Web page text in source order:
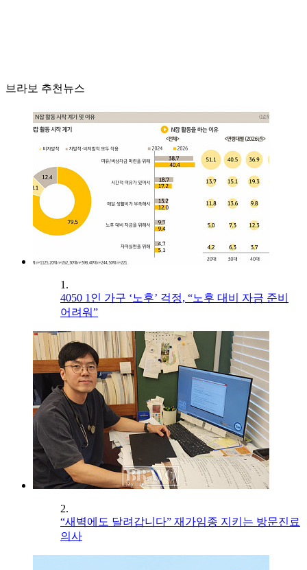
브라보 추천뉴스
1.
4050 1인 가구 ‘노후’ 걱정, “노후 대비 자금 준비
어려워”
2.
“새벽에도 달려갑니다” 재가임종 지키는 방문진료
의사